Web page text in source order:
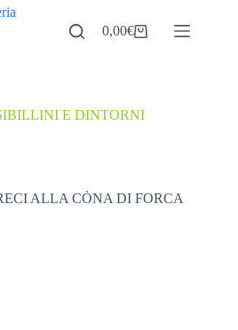
Carrello
0,00€
E DINTORNI